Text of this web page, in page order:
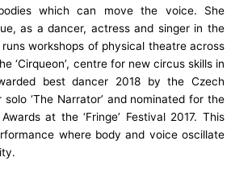
which can move the voice. She
as a dancer, actress and singer in the
runs workshops of physical theatre across
‘Cirqueon’, centre for new circus skills in
best dancer 2018 by the Czech
‘The Narrator’ and nominated for the
at the ‘Fringe’ Festival 2017. This
where body and voice oscillate